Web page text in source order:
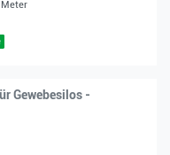
Gewebesilos -